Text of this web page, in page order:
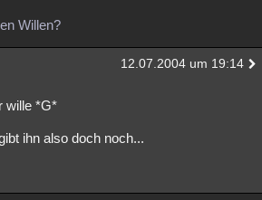
Willen?
12.07.2004 um 19:14
wille *G*
ihn also doch noch...